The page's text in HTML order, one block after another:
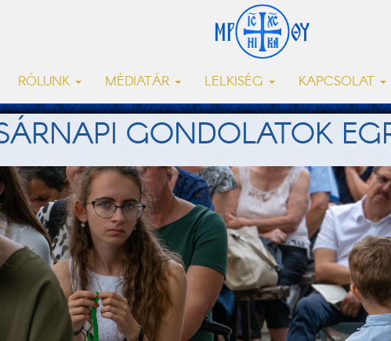
RÓLUNK MÉDIATÁR LELKISÉG KAPCSOLAT
GONDOLATOK